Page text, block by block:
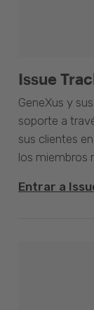
Issue
GeneXus y
soporte a
sus clientes
los miembros
Entrar a